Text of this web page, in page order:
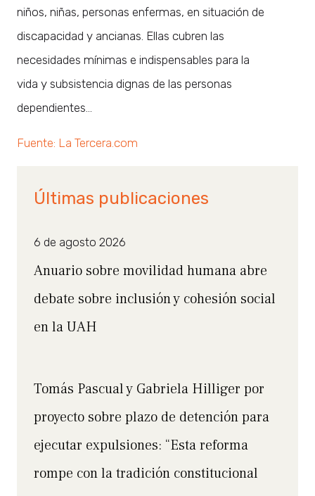
niños, niñas, personas enfermas, en situación de
discapacidad y ancianas. Ellas cubren las
necesidades mínimas e indispensables para la
vida y subsistencia dignas de las personas
dependientes…
Fuente: La Tercera.com
Últimas publicaciones
6 de agosto 2026
Anuario sobre movilidad humana abre
debate sobre inclusión y cohesión social
en la UAH
Tomás Pascual y Gabriela Hilliger por
proyecto sobre plazo de detención para
ejecutar expulsiones: “Esta reforma
rompe con la tradición constitucional